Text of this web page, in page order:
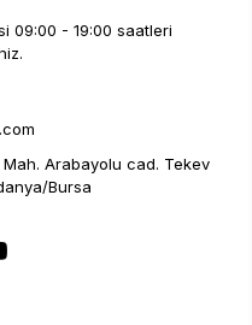
09:00 - 19:00 saatleri
Mah. Arabayolu cad. Tekev
Bursa